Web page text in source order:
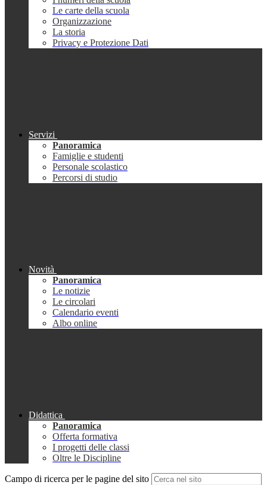
Le carte della scuola
Organizzazione
La storia
Privacy e Protezione Dati
Servizi
Panoramica
Famiglie e studenti
Personale scolastico
Percorsi di studio
Novità
Panoramica
Le notizie
Le circolari
Calendario eventi
Albo online
Didattica
Panoramica
Offerta formativa
I progetti delle classi
Oltre le Discipline
Campo di ricerca per le pagine del sito